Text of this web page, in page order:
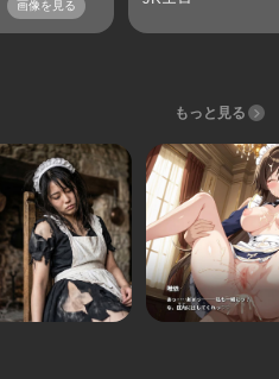
画像を見る
もっと見る